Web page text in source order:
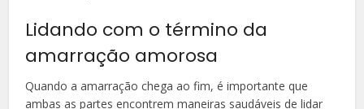
Lidando com o término da
amarração amorosa
Quando a amarração chega ao fim, é importante que
ambas as partes encontrem maneiras saudáveis ​​de lidar